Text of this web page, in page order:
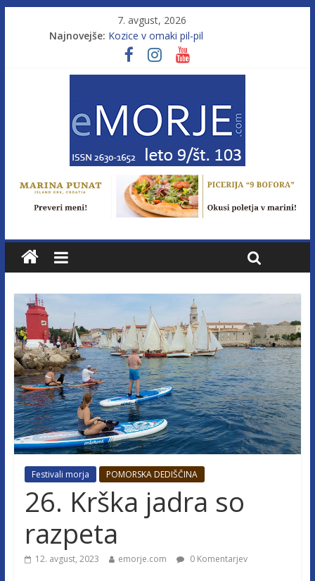
7. avgust, 2026
Najnovejše: Kozice v omaki pil-pil
Leto 9, št. 103; Licenca brez morja
Od morja do gorja 11
Festivali morja POMORSKA DEDIŠČINA
26. Krška jadra so
razpeta
12. avgust, 2023 emorje.com 0 Komentarjev